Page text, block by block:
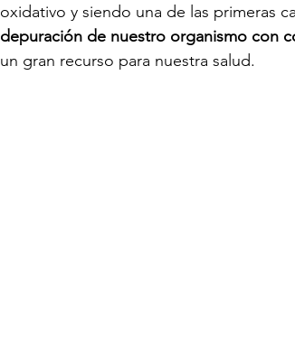
oxidativo y siendo una de las primeras
depuración de nuestro organismo con
un gran recurso para nuestra salud.